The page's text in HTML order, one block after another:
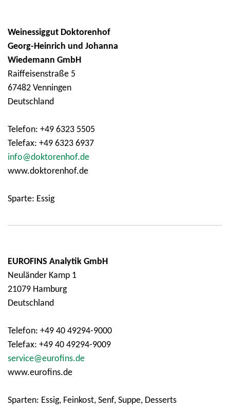
Weinessiggut Doktorenhof
Georg-Heinrich und Johanna
Wiedemann GmbH
Raiffeisenstraße 5
67482 Venningen
Deutschland
Telefon: +49 6323 5505
Telefax: +49 6323 6937
info@doktorenhof.de
www.doktorenhof.de
Sparte: Essig
EUROFINS Analytik GmbH
Neuländer Kamp 1
21079 Hamburg
Deutschland
Telefon: +49 40 49294-9000
Telefax: +49 40 49294-9009
service@eurofins.de
www.eurofins.de
Sparten: Essig, Feinkost, Senf, Suppe, Desserts